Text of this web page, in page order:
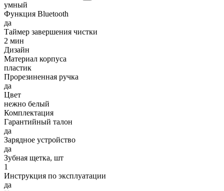
умный
Функция Bluetooth
да
Таймер завершения чистки
2 мин
Дизайн
Материал корпуса
пластик
Прорезиненная ручка
да
Цвет
нежно белый
Комплектация
Гарантийный талон
да
Зарядное устройство
да
Зубная щетка, шт
1
Инструкция по эксплуатации
да